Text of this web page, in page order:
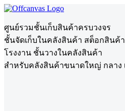
ศูนย์รวมชั้นเก็บสินค้าครบวงจร
ชั้นจัดเก็บในคลังสินค้า สต็อกสินค้
โรงงาน ชั้นวางในคลังสินค้า
สำหรับคลังสินค้าขนาดใหญ่ กลาง